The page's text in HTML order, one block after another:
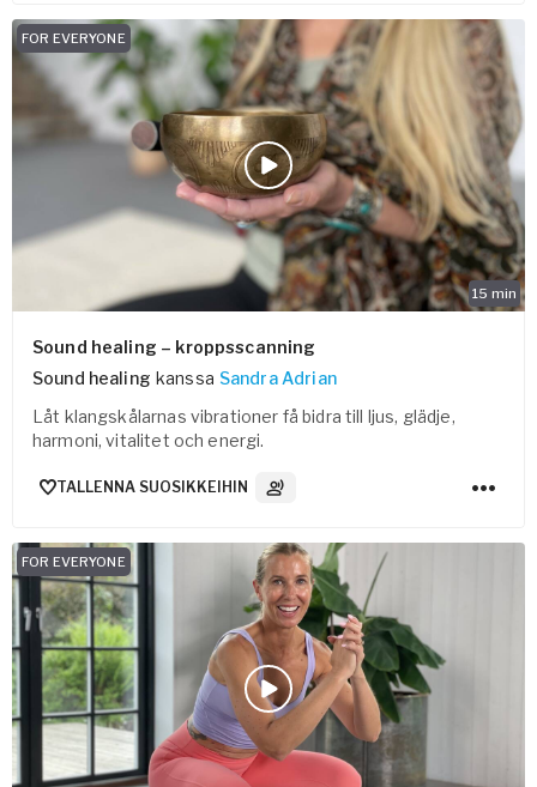
15 min
FOR EVERYONE
Sound healing – kroppsscanning
Sound healing kanssa Sandra Adrian
Låt klangskålarnas vibrationer få bidra till ljus, glädje,
harmoni, vitalitet och energi.
TALLENNA SUOSIKKEIHIN 3 Ääniraidat
FOR EVERYONE